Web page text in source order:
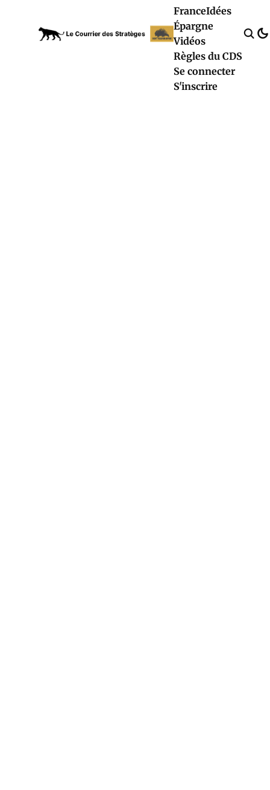
FranceIdées
Épargne
Vidéos
Règles du CDS
Se connecter
S'inscrire